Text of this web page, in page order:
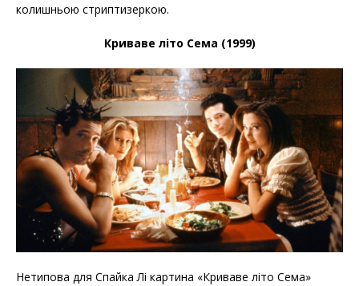
колишньою стриптизеркою.
Криваве літо Сема (1999)
Нетипова для Спайка Лі картина «Криваве літо Сема»